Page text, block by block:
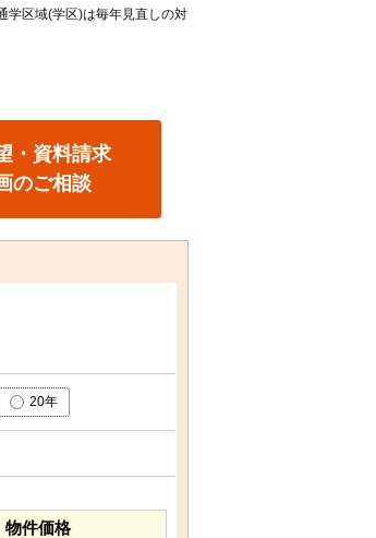
学区域(学区)は毎年見直しの対
・資料請求
のご相談
20年
物件価格